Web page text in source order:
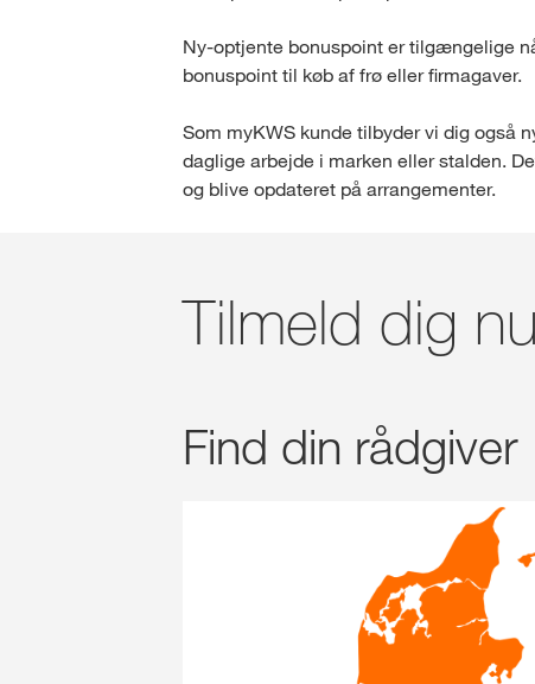
Ny-optjente bonuspoint er tilgængelige
bonuspoint til køb af frø eller firmagaver.
Som myKWS kunde tilbyder vi dig også
daglige arbejde i marken eller stalden.
og blive opdateret på arrangementer.
Tilmeld dig
Find din rådgiver